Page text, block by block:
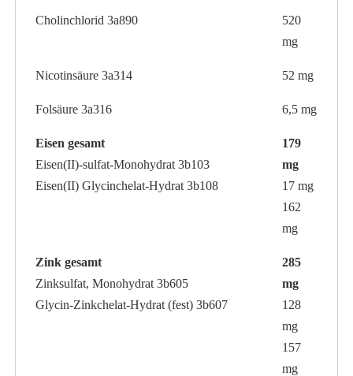
Cholinchlorid 3a890
520
mg
Nicotinsäure 3a314 52 mg
Folsäure 3a316 6,5 mg
Eisen gesamt
Eisen(II)-sulfat-Monohydrat 3b103
Eisen(II) Glycinchelat-Hydrat 3b108
179
mg
17 mg
162
mg
Zink gesamt
Zinksulfat, Monohydrat 3b605
Glycin-Zinkchelat-Hydrat (fest) 3b607
285
mg
128
mg
157
mg